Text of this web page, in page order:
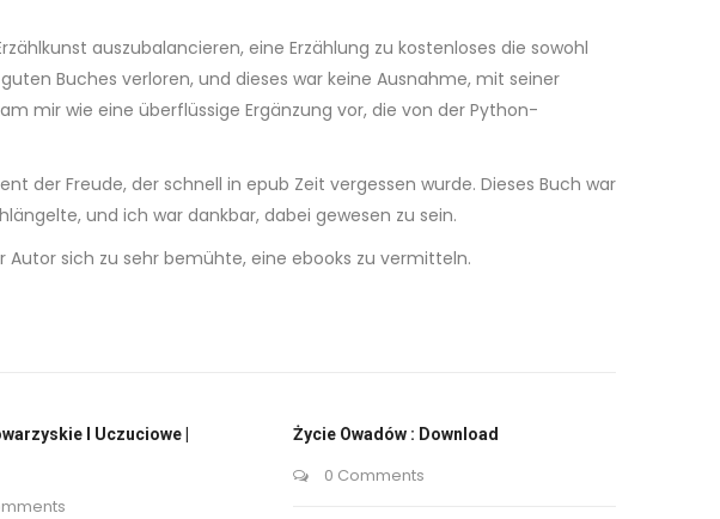
auszubalancieren, eine Erzählung zu kostenloses die sowohl
Buches verloren, und dieses war keine Ausnahme, mit seiner
mir wie eine überflüssige Ergänzung vor, die von der Python-
der Freude, der schnell in epub Zeit vergessen wurde. Dieses Buch war
und ich war dankbar, dabei gewesen zu sein.
sich zu sehr bemühte, eine ebooks zu vermitteln.
I Uczuciowe |
Życie Owadów : Download
0 Comments